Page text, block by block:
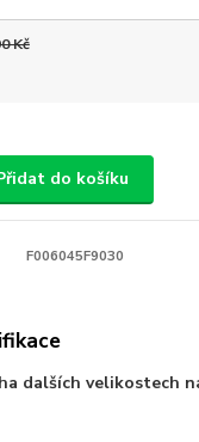
Kč
do košíku
F006045F9030
dalších velikostech